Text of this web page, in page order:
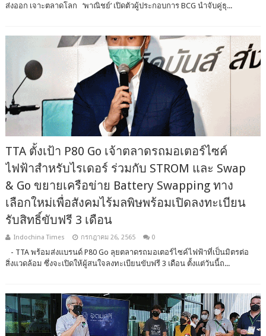
ส่งออก เจาะตลาดโลก ‘พาณิชย์’ เปิดตัวผู้ประกอบการ BCG นำจับคู่ธุ...
TTA ตั้งเป้า P80 Go เจ้าตลาดรถมอเตอร์ไซค์
ไฟฟ้าสำหรับไรเดอร์ ร่วมกับ STROM และ Swap
& Go ขยายเครือข่าย Battery Swapping ทาง
เลือกใหม่เพื่อสังคมไร้มลพิษพร้อมเปิดลงทะเบียน
รับสิทธิ์ขับฟรี 3 เดือน
Indochina Times กรกฎาคม 26, 2565 0
- TTA พร้อมส่งแบรนด์ P80 Go ลุยตลาดรถมอเตอร์ไซค์ไฟฟ้าที่เป็นมิตรต่อ
สิ่งแวดล้อม ซึ่งจะเปิดให้ผู้สนใจลงทะเบียนขับฟรี 3 เดือน ตั้งแต่วันนี้ถ...